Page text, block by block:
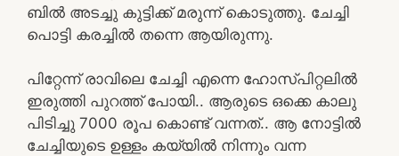
ബിൽ അടച്ചു കുട്ടിക്ക് മരുന്ന് കൊടുത്തു. ചേച്ചി
പൊട്ടി കരച്ചിൽ തന്നെ ആയിരുന്നു.
പിറ്റേന്ന് രാവിലെ ചേച്ചി എന്നെ ഹോസ്പിറ്റലിൽ
ഇരുത്തി പുറത്ത് പോയി.. ആരുടെ ഒക്കെ കാലു
പിടിച്ചു 7000 രൂപ കൊണ്ട് വന്നത്.. ആ നോട്ടിൽ
ചേച്ചിയുടെ ഉള്ളം കയ്യിൽ നിന്നും വന്ന